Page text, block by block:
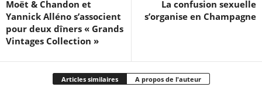
Moët & Chandon et
Yannick Alléno s’associent
pour deux dîners « Grands
Vintages Collection »
La confusion sexuelle
s’organise en Champagne
Articles similaires A propos de l'auteur